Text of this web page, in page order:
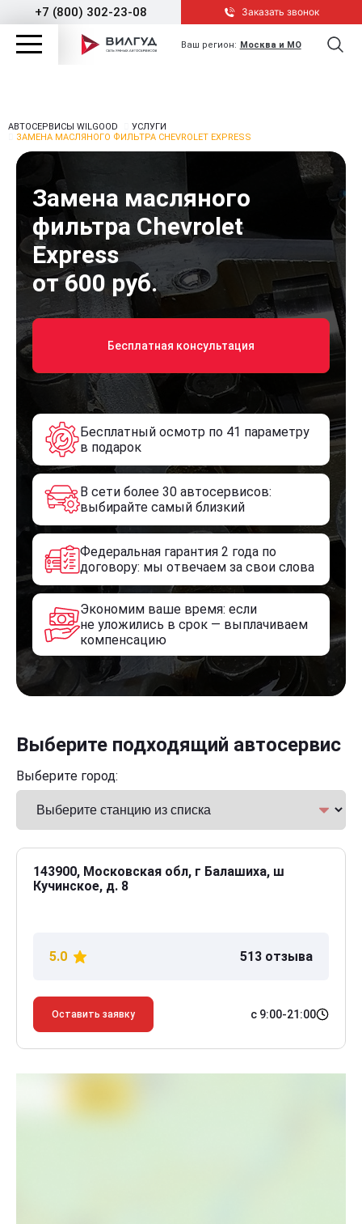
+7 (800) 302-23-08 Заказать звонок
Ваш регион: Москва и МО
АВТОСЕРВИСЫ WILGOOD
УСЛУГИ
ЗАМЕНА МАСЛЯНОГО ФИЛЬТРА CHEVROLET EXPRESS
Замена масляного
фильтра Chevrolet
Express
от 600 руб.
Бесплатная консультация
Бесплатный осмотр по 41 параметру
в подарок
В сети более 30 автосервисов:
выбирайте самый близкий
Федеральная гарантия 2 года по
договору: мы отвечаем за свои слова
Экономим ваше время: если
не уложились в срок — выплачиваем
компенсацию
Выберите подходящий автосервис
Выберите город:
143900, Московская обл, г Балашиха, ш
Кучинское, д. 8
5.0 513 отзыва
Оставить заявку с 9:00-21:00